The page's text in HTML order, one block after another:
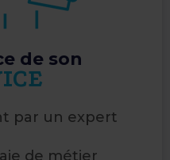
de son
par un expert
de métier